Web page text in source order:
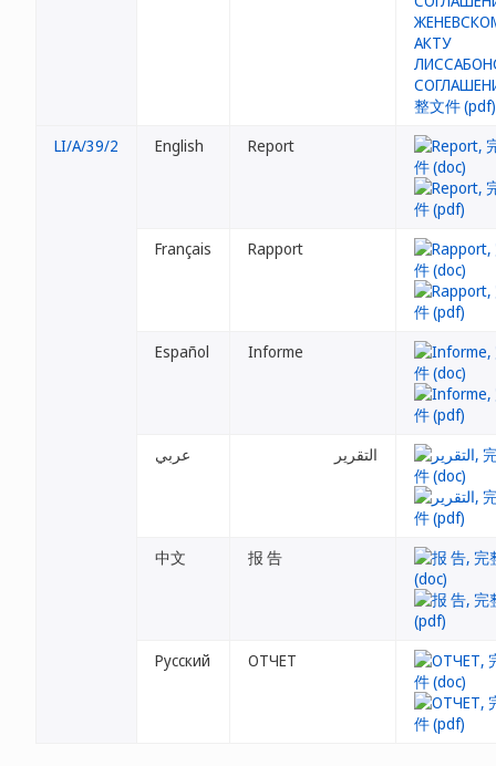
LI/A/39/2 English Report
Français Rapport
Español Informe
عربي التقرير
中文 报 告
Русский ОТЧЕТ